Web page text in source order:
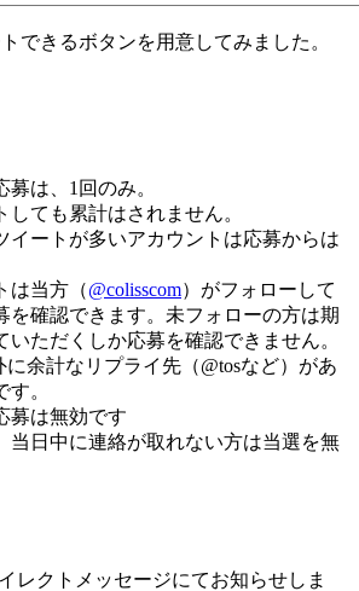
できるボタンを用意してみました。
は、1回のみ。
しても累計はされません。
イートが多いアカウントは応募からは
は当方（@colisscom）がフォローして
を確認できます。未フォローの方は期
いただくしか応募を確認できません。
に余計なリプライ先（@tosなど）があ
。
募は無効です
当日中に連絡が取れない方は当選を無
レクトメッセージにてお知らせしま